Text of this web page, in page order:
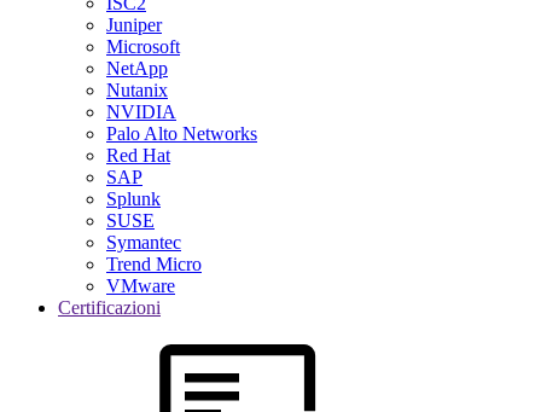
Juniper
Microsoft
NetApp
Nutanix
NVIDIA
Palo Alto Networks
Red Hat
SAP
Splunk
SUSE
Symantec
Trend Micro
VMware
Certificazioni